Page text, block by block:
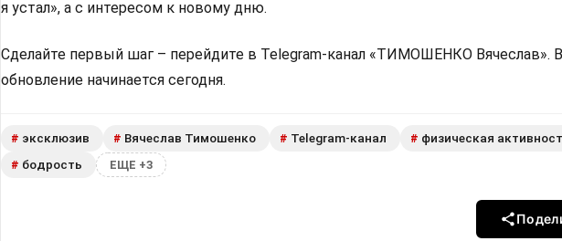
я устал», а с интересом к новому дню.
Сделайте первый шаг – перейдите в Telegram-канал «ТИМОШЕНКО Вячеслав».
обновление начинается сегодня.
# эксклюзив # Вячеслав Тимошенко # Telegram-канал # физическая
# бодрость ЕЩЕ +3